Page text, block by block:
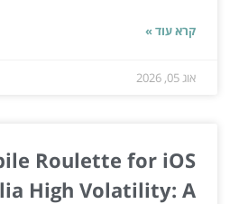
קרא עוד »
אוג 05, 2026
Roulette for iOS
High Volatility: A